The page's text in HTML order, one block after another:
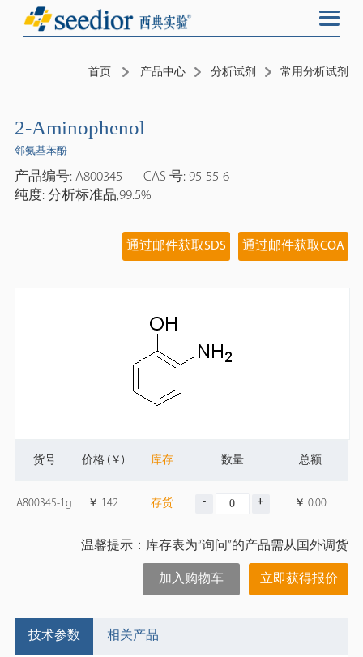
首页 产品中心 分析试剂 常用分析试剂
2-Aminophenol
邻氨基苯酚
产品编号: A800345
CAS 号: 95-55-6
纯度: 分析标准品,99.5%
通过邮件获取COA
通过邮件获取SDS
货号 价格 (￥) 库存 数量 总额
A800345-1g ￥ 142 存货 ￥ 0.00
温馨提示：库存表为“询问”的产品需从国外调货
立即获得报价
加入购物车
技术参数 相关产品